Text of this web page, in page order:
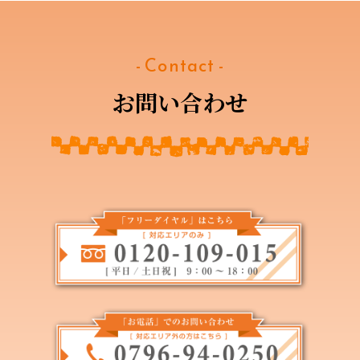
- Contact -
お問い合わせ